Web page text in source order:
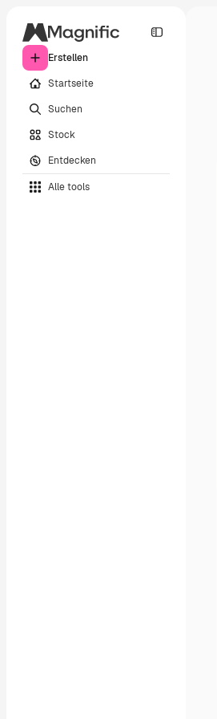
Erstellen
Startseite
Suchen
Stock
Entdecken
Alle tools